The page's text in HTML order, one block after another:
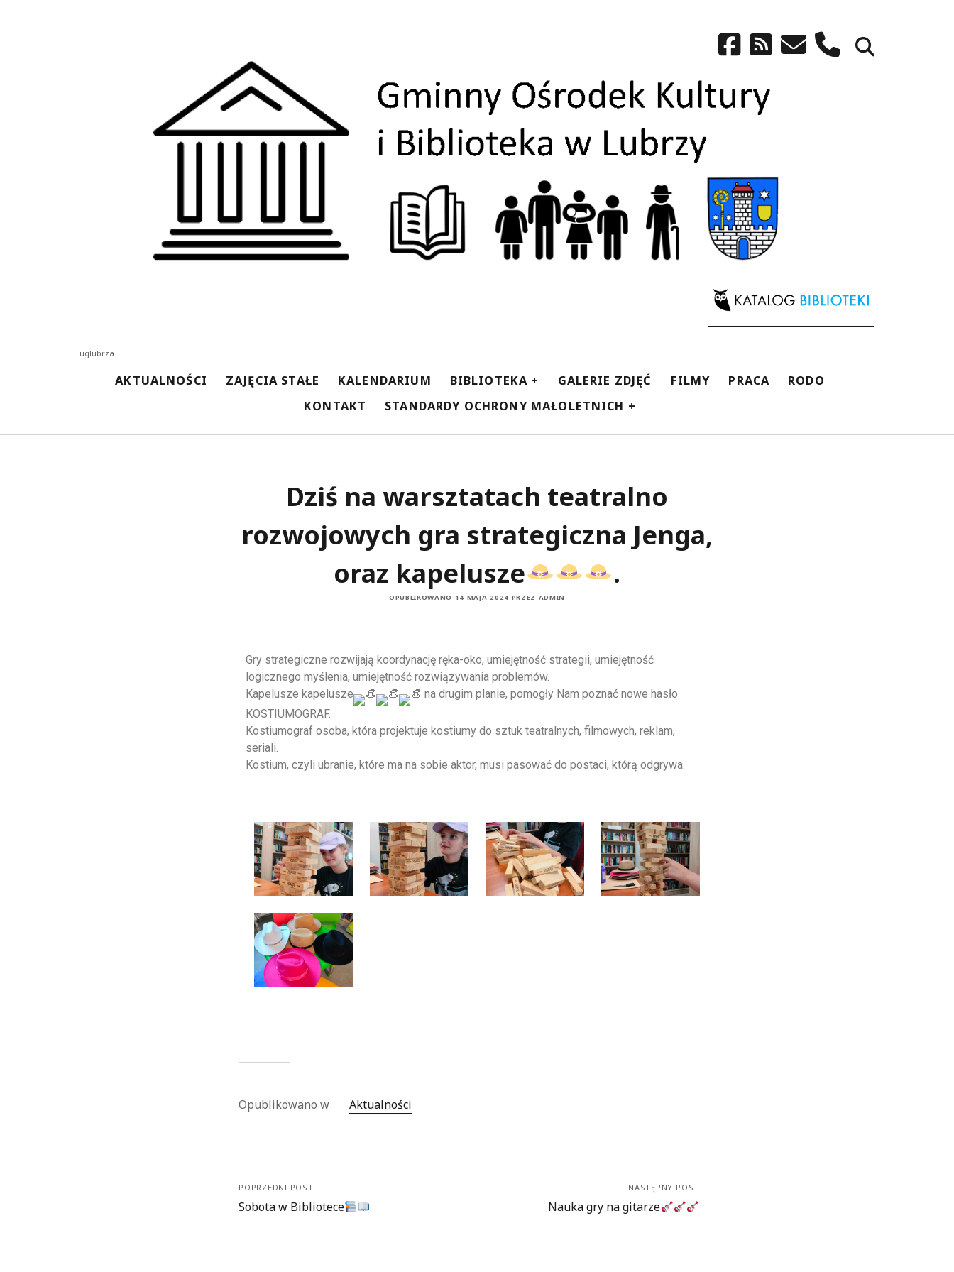
uglubrza
AKTUALNOŚCI ZAJĘCIA STAŁE KALENDARIUM BIBLIOTEKA GALERIE ZDJĘĆ FILMY PRACA
RODO
KONTAKT
STANDARDY OCHRONY MAŁOLETNICH
3 kwietnia 2026
Dziś na warsztatach teatralno
rozwojowych gra strategiczna Jenga,
oraz kapelusze
.
OPUBLIKOWANO 14 MAJA 2024 PRZEZ ADMIN
Gry strategiczne rozwijają koordynację ręka-oko, umiejętność strategii, umiejętność
logicznego myślenia, umiejętność rozwiązywania problemów.
Kapelusze kapelusze
na drugim planie, pomogły Nam poznać nowe hasło
KOSTIUMOGRAF.
Kostiumograf osoba, która projektuje kostiumy do sztuk teatralnych, filmowych, reklam,
seriali.
Kostium, czyli ubranie, które ma na sobie aktor, musi pasować do postaci, którą odgrywa.
Opublikowano w Aktualności
POPRZEDNI POST
Sobota w Bibliotece
NASTĘPNY POST
Nauka gry na gitarze